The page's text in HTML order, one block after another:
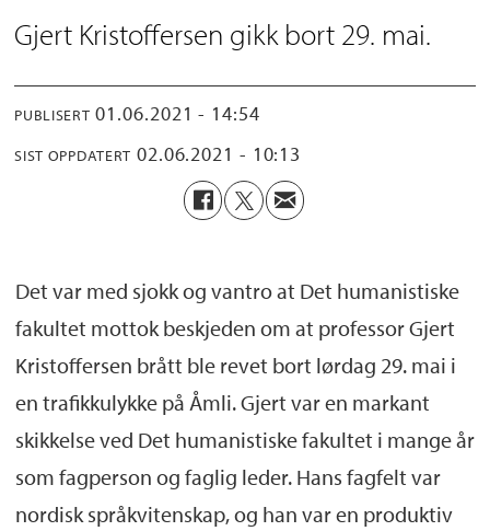
Gjert Kristoffersen gikk bort 29. mai.
PUBLISERT 01.06.2021 - 14:54
SIST OPPDATERT 02.06.2021 - 10:13
Det var med sjokk og vantro at Det humanistiske
fakultet mottok beskjeden om at professor Gjert
Kristoffersen brått ble revet bort lørdag 29. mai i
en trafikkulykke på Åmli. Gjert var en markant
skikkelse ved Det humanistiske fakultet i mange år
som fagperson og faglig leder. Hans fagfelt var
nordisk språkvitenskap, og han var en produktiv